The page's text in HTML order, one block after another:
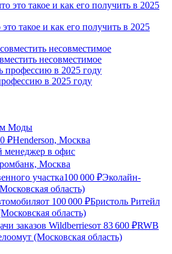
такое и как его получить в 2025
несовместимое
в 2025 году
Моды
₽Henderson, Москва
менеджер в офис
Москва
участка100 000 ₽Эколайн-
область)
от 100 000 ₽Бристоль Ритейл
область)
заказов Wildberriesот 83 600 ₽RWB
(Московская область)